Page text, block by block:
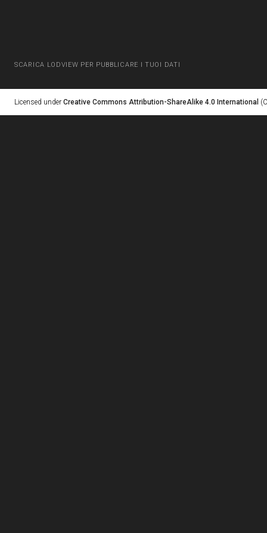
SCARICA LODVIEW PER PUBBLICARE I TUOI DATI
Licensed under Creative Commons Attribution-ShareAlike 4.0 International